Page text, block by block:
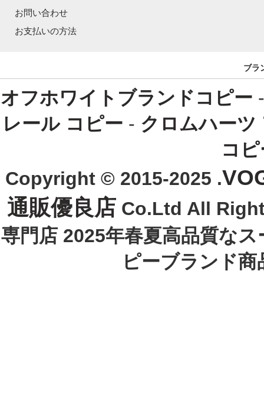
お問い合わせ
お支払いの方法
ブラ
オフホワイトブランドコピー
レール コピー - クロムハーツ
コ
Copyright © 2015-2025 .
通販優良店 Co.Ltd All
専門店 2025年春夏高品質な
ピーブランド